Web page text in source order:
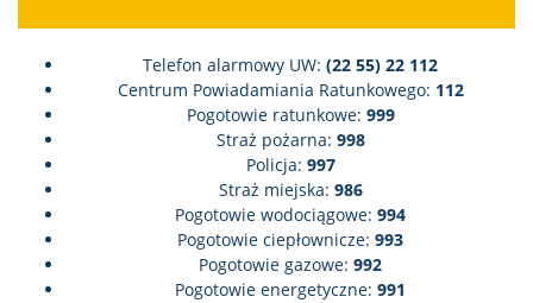
Telefon alarmowy UW: (22 55) 22 112
Centrum Powiadamiania Ratunkowego: 112
Pogotowie ratunkowe: 999
Straż pożarna: 998
Policja: 997
Straż miejska: 986
Pogotowie wodociągowe: 994
Pogotowie ciepłownicze: 993
Pogotowie gazowe: 992
Pogotowie energetyczne: 991